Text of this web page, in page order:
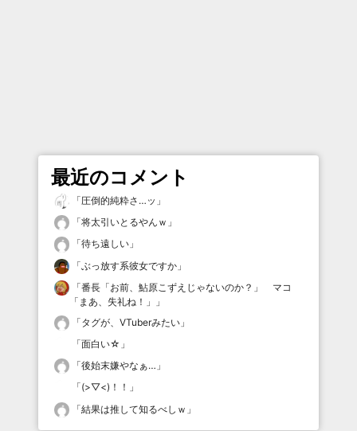
最近のコメント
「圧倒的純粋さ…ッ 」
「将太引いとるやんｗ 」
「待ち遠しい 」
「ぶっ放す系彼女ですか 」
「番長「お前、鮎原こずえじゃないのか？」 マコ
「まあ、失礼ね！」
」
「タグが、VTuberみたい 」
「面白い☆ 」
「後始末嫌やなぁ… 」
「(>▽<)！！ 」
「結果は推して知るべしｗ 」